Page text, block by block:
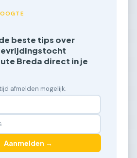
beste tips over
Breda direct in je
afmelden mogelijk.
Aanmelden →